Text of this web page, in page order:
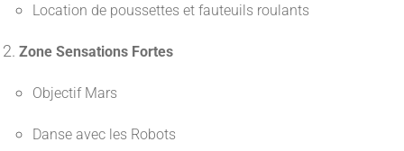
Location de poussettes et fauteuils roulants
Zone Sensations Fortes
Objectif Mars
Danse avec les Robots